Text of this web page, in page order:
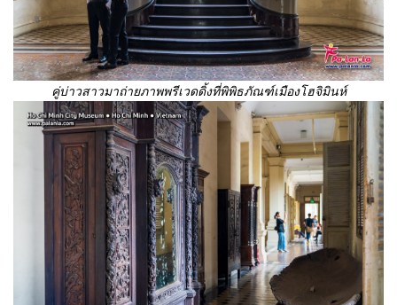
คู่บ่าวสาวมาถ่ายภาพพรีเวดดิ้งที่พิพิธภัณฑ์เมืองโฮจิมินห์